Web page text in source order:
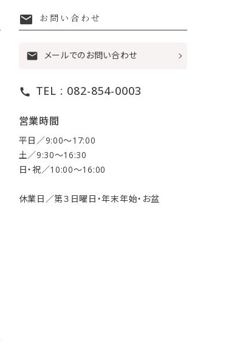
mail お問い合わせ
mail メールでのお問い合わせ
call TEL : 082-854-0003
営業時間
平日／9:00〜17:00
土／9:30〜16:30
日・祝／10:00〜16:00
休業日／第３日曜日・年末年始・お盆